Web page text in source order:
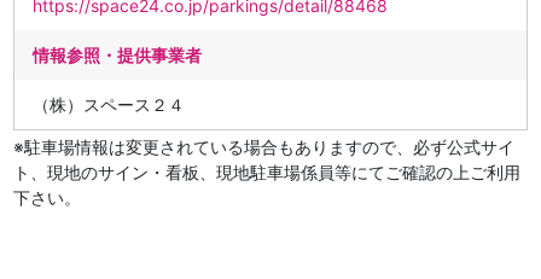
https://space24.co.jp/parkings/detail/88468
情報参照・提供事業者
（株）スペース２４
※駐車場情報は変更されている場合もありますので、必ず公式サイ
ト、現地のサイン・看板、現地駐車場係員等にてご確認の上ご利用
下さい。